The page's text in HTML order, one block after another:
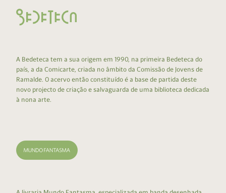
A Bedeteca tem a sua origem em 1990, na primeira Bedeteca do
país, a da Comicarte, criada no âmbito da Comissão de Jovens de
Ramalde. O acervo então constituído é a base de partida deste
novo projecto de criação e salvaguarda de uma biblioteca dedicada
à nona arte.